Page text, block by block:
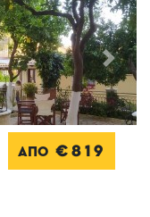
Next
ΑΠΟ€819